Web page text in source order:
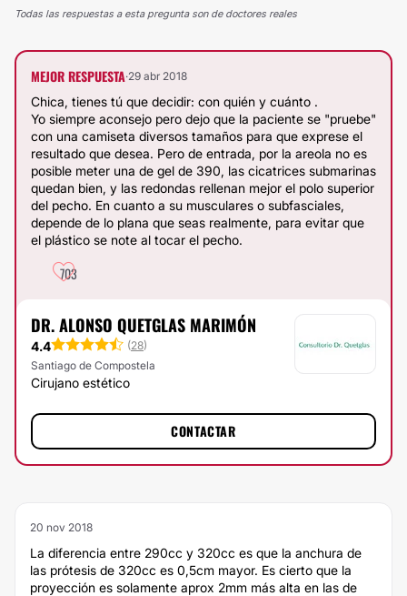
Todas las respuestas a esta pregunta son de doctores reales
MEJOR RESPUESTA·29 abr 2018
Chica, tienes tú que decidir: con quién y cuánto .
Yo siempre aconsejo pero dejo que la paciente se "pruebe"
con una camiseta diversos tamaños para que exprese el
resultado que desea. Pero de entrada, por la areola no es
posible meter una de gel de 390, las cicatrices submarinas
quedan bien, y las redondas rellenan mejor el polo superior
del pecho. En cuanto a su musculares o subfasciales,
depende de lo plana que seas realmente, para evitar que
el plástico se note al tocar el pecho.
703
DR. ALONSO QUETGLAS MARIMÓN
4.4 (28)
Santiago de Compostela
Cirujano estético
CONTACTAR
20 nov 2018
La diferencia entre 290cc y 320cc es que la anchura de
las prótesis de 320cc es 0,5cm mayor. Es cierto que la
proyección es solamente aprox 2mm más alta en las de